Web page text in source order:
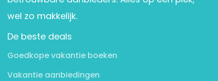
wel zo makkelijk.
De beste deals
Goedkope vakantie boeken
Vakantie aanbiedingen